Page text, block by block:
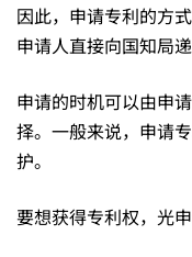
因此，申请专利的方
申请人直接向国知局
申请的时机可以由申
择。一般来说，申请
护。
要想获得专利权，光